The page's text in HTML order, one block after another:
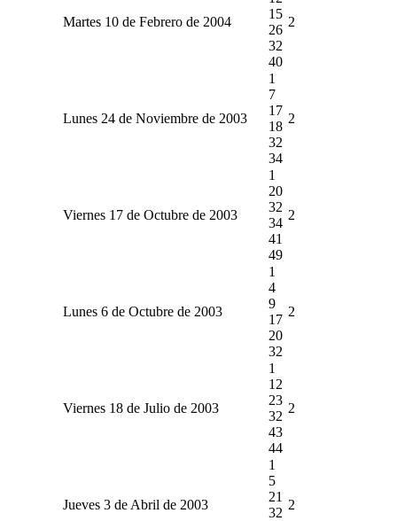
Martes 10 de Febrero de 2004
15
26
32
40
2
Lunes 24 de Noviembre de 2003
1
7
17
18
32
34
2
Viernes 17 de Octubre de 2003
1
20
32
34
41
49
2
Lunes 6 de Octubre de 2003
1
4
9
17
20
32
2
Viernes 18 de Julio de 2003
1
12
23
32
43
44
2
Jueves 3 de Abril de 2003
1
5
21
32
2